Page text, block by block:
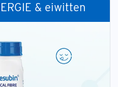
& eiwitten